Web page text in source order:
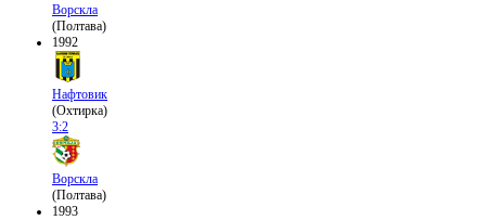
Ворскла
(Полтава)
1992
Нафтовик
(Охтирка)
3:2
Ворскла
(Полтава)
1993